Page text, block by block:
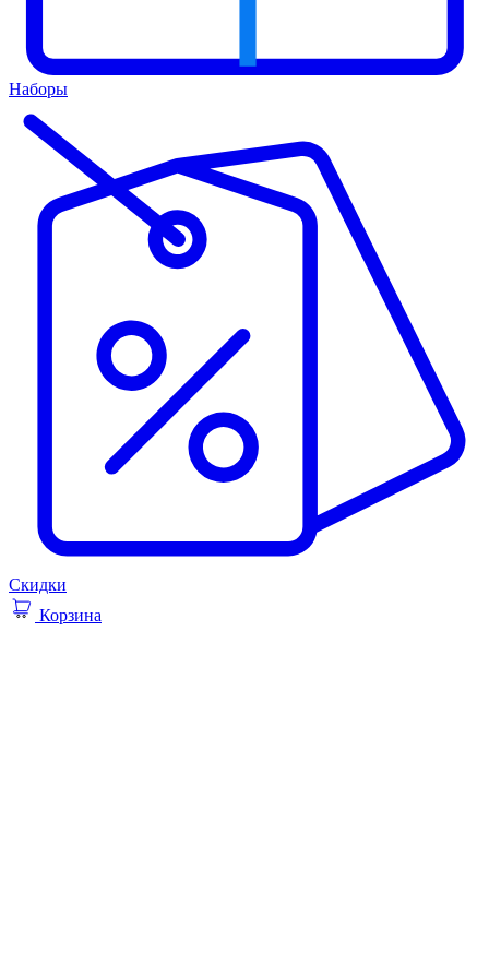
Наборы
Скидки
Корзина